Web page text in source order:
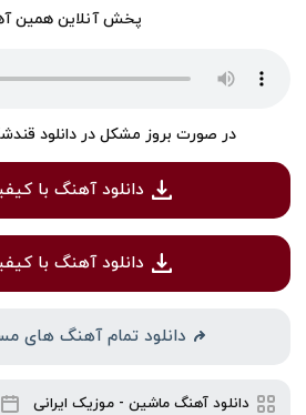
پخش آنلاین همین
در صورت بروز مشکل در دانلود
دانلود آهنگ با کیفیت
دانلود آهنگ با کیفیت
دانلود تمام آهنگ های
دانلود آهنگ ماشین- موزیک ایرانی